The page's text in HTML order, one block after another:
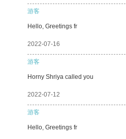
游客
Hello, Greetings fr
2022-07-16
游客
Horny Shriya called you
2022-07-12
游客
Hello, Greetings fr